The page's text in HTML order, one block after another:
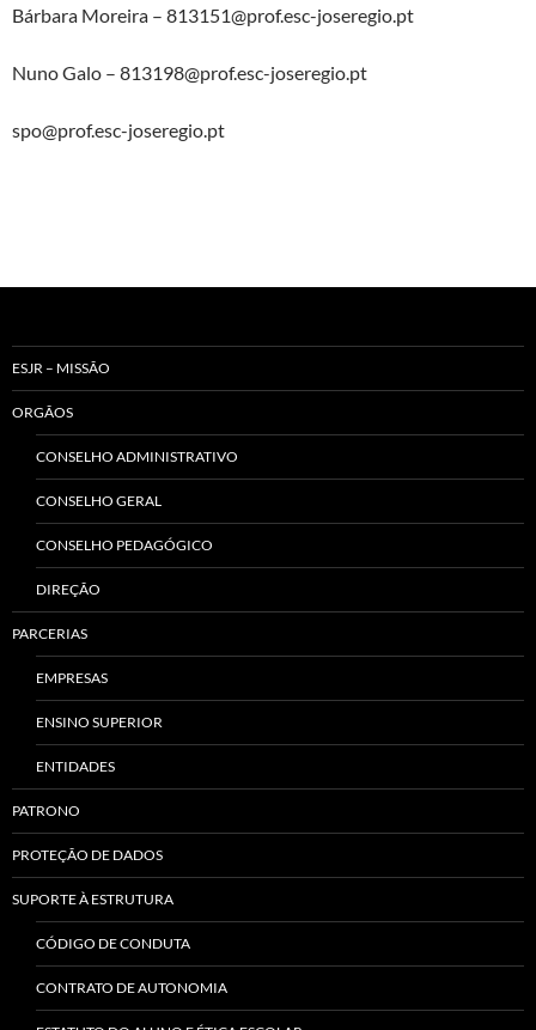
Bárbara Moreira – 813151@prof.esc-joseregio.pt
Nuno Galo – 813198@prof.esc-joseregio.pt
spo@prof.esc-joseregio.pt
ESJR – MISSÃO
ORGÃOS
CONSELHO ADMINISTRATIVO
CONSELHO GERAL
CONSELHO PEDAGÓGICO
DIREÇÃO
PARCERIAS
EMPRESAS
ENSINO SUPERIOR
ENTIDADES
PATRONO
PROTEÇÃO DE DADOS
SUPORTE À ESTRUTURA
CÓDIGO DE CONDUTA
CONTRATO DE AUTONOMIA